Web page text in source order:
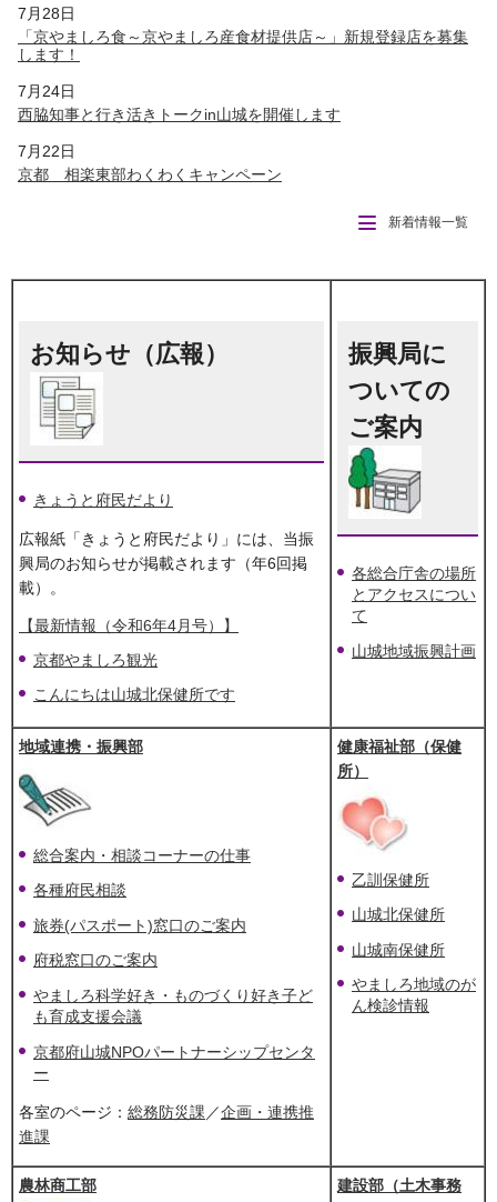
7月28日
「京やましろ食～京やましろ産食材提供店～」新規登録店を募集
します！
7月24日
西脇知事と行き活きトークin山城を開催します
7月22日
京都 相楽東部わくわくキャンペーン
新着情報一覧
お知らせ（広報）
きょうと府民だより
広報紙「きょうと府民だより」には、当振
興局のお知らせが掲載されます（年6回掲
載）。
【最新情報（令和6年4月号）】
京都やましろ観光
こんにちは山城北保健所です
振興局に
ついての
ご案内
各総合庁舎の場所
とアクセスについ
て
山城地域振興計画
地域連携・振興部
総合案内・相談コーナーの仕事
各種府民相談
旅券(パスポート)窓口のご案内
府税窓口のご案内
やましろ科学好き・ものづくり好き子ど
も育成支援会議
京都府山城NPOパートナーシップセンタ
ー
各室のページ： 総務防災課 ／企画・連携推
進課
健康福祉部（保健
所）
乙訓保健所
山城北保健所
山城南保健所
やましろ地域のが
ん検診情報
農林商工部
建設部（土木事務